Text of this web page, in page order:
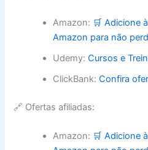
Amazon: 🛒 Adicione
Amazon para não
Udemy:Cursos e
ClickBank:Confira
🔗 Ofertas afiliadas:
Amazon: 🛒 Adicione